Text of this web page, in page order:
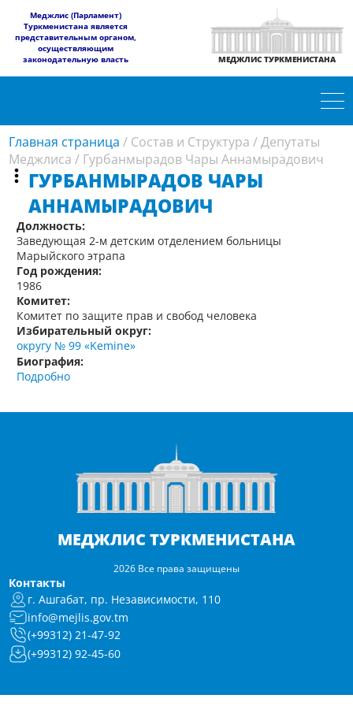
​Меджлис (Парламент)
Туркменистана является
представительным органом,
осуществляющим
законодательную власть
МЕДЖЛИС ТУРКМЕНИСТАНА
Главная страница / Состав и Структура /Депутаты
Меджлиса / Гурбанмырадов Чары Аннамырадович
ГУРБАНМЫРАДОВ ЧАРЫ
АННАМЫРАДОВИЧ
Должность:
Заведующая 2-м детским отделением больницы
Марыйского этрапа
Год рождения:
1986
Комитет:
Комитет по защите прав и свобод человека
Избирательный округ:
округу № 99 «Kemine»
Биография:
Подробно
МЕДЖЛИС ТУРКМЕНИСТАНА
2026 Все права защищены
Контакты
г. Ашгабат, пр. Независимости, 110
info@mejlis.gov.tm
(+99312) 21-47-92
(+99312) 92-45-60